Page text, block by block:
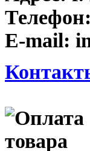
Телефон:
E-mail: